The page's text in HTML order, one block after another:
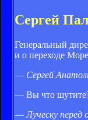
Сергей
Генеральный
и о переходе
— Сергей
— Вы что шутите?
—Луческу